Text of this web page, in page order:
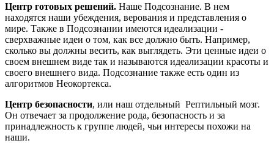
Центр готовых решений. Наше Подсознание. В нем
находятся наши убеждения, верования и представления о
мире. Также в Подсознании имеются идеализации -
сверхважные идеи о том, как все должно быть. Например,
сколько вы должны весить, как выглядеть. Эти ценные идеи о
своем внешнем виде так и называются идеализации красоты и
своего внешнего вида. Подсознание также есть один из
алгоритмов Неокортекса.
Центр безопасности, или наш отдельный Рептильный мозг.
Он отвечает за продолжение рода, безопасность и за
принадлежность к группе людей, чьи интересы похожи на
наши.